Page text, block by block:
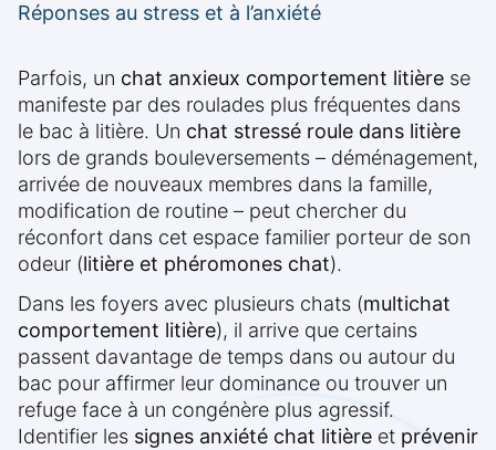
Réponses au stress et à l’anxiété
Parfois, un chat anxieux comportement litière se
manifeste par des roulades plus fréquentes dans
le bac à litière. Un chat stressé roule dans litière
lors de grands bouleversements – déménagement,
arrivée de nouveaux membres dans la famille,
modification de routine – peut chercher du
réconfort dans cet espace familier porteur de son
odeur (litière et phéromones chat).
Dans les foyers avec plusieurs chats (multichat
comportement litière), il arrive que certains
passent davantage de temps dans ou autour du
bac pour affirmer leur dominance ou trouver un
refuge face à un congénère plus agressif.
Identifier les signes anxiété chat litière et prévenir